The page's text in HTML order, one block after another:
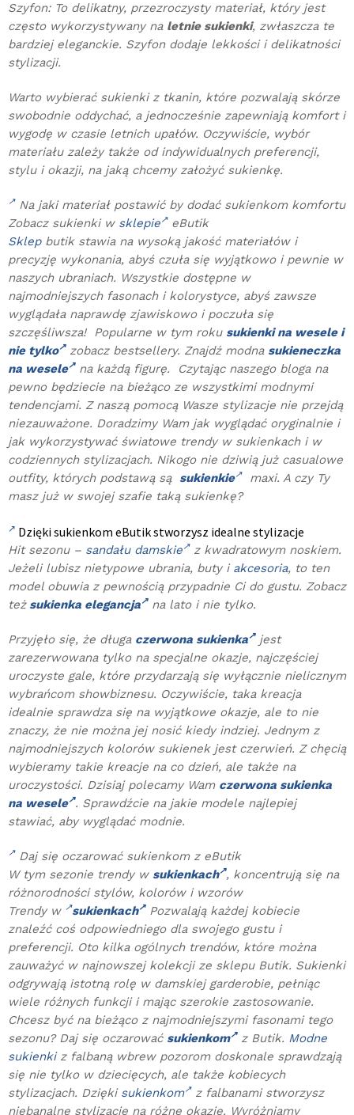
Szyfon: To delikatny, przezroczysty materiał, który jest
często wykorzystywany na letnie sukienki, zwłaszcza te
bardziej eleganckie. Szyfon dodaje lekkości i delikatności
stylizacji.
Warto wybierać sukienki z tkanin, które pozwalają skórze
swobodnie oddychać, a jednocześnie zapewniają komfort i
wygodę w czasie letnich upałów. Oczywiście, wybór
materiału zależy także od indywidualnych preferencji,
stylu i okazji, na jaką chcemy założyć sukienkę.
Na jaki materiał postawić by dodać sukienkom komfortu
Zobacz sukienki w sklepie eButik
Sklepbutik stawia na wysoką jakość materiałów i
precyzję wykonania, abyś czuła się wyjątkowo i pewnie w
naszych ubraniach. Wszystkie dostępne w
najmodniejszych fasonach i kolorystyce, abyś zawsze
wyglądała naprawdę zjawiskowo i poczuła się
szczęśliwsza! Popularne w tym roku sukienki na wesele i
nie tylko zobacz bestsellery. Znajdź modna sukieneczka
na wesele na każdą figurę. Czytając naszego bloga na
pewno będziecie na bieżąco ze wszystkimi modnymi
tendencjami. Z naszą pomocą Wasze stylizacje nie przejdą
niezauważone. Doradzimy Wam jak wyglądać oryginalnie i
jak wykorzystywać światowe trendy w sukienkach i w
codziennych stylizacjach. Nikogo nie dziwią już casualowe
outfity, których podstawą są sukienkie maxi. A czy Ty
masz już w swojej szafie taką sukienkę?
Dzięki sukienkom eButik stworzysz idealne stylizacje
Hit sezonu – sandału damskie z kwadratowym noskiem.
Jeżeli lubisz nietypowe ubrania, buty i akcesoria, to ten
model obuwia z pewnością przypadnie Ci do gustu. Zobacz
też sukienka elegancja na lato i nie tylko.
Przyjęło się, że długa czerwona sukienka jest
zarezerwowana tylko na specjalne okazje, najczęściej
uroczyste gale, które przydarzają się wyłącznie nielicznym
wybrańcom showbiznesu. Oczywiście, taka kreacja
idealnie sprawdza się na wyjątkowe okazje, ale to nie
znaczy, że nie można jej nosić kiedy indziej. Jednym z
najmodniejszych kolorów sukienek jest czerwień. Z chęcią
wybieramy takie kreacje na co dzień, ale także na
uroczystości. Dzisiaj polecamy Wam czerwona sukienka
na wesele . Sprawdźcie na jakie modele najlepiej
stawiać, aby wyglądać modnie.
Daj się oczarować sukienkom z eButik
W tym sezonie trendy w sukienkach , koncentrują się na
różnorodności stylów, kolorów i wzorów
Trendy w
sukienkach Pozwalają każdej kobiecie
znaleźć coś odpowiedniego dla swojego gustu i
preferencji. Oto kilka ogólnych trendów, które można
zauważyć w najnowszej kolekcji ze sklepu Butik. Sukienki
odgrywają istotną rolę w damskiej garderobie, pełniąc
wiele różnych funkcji i mając szerokie zastosowanie.
Chcesz być na bieżąco z najmodniejszymi fasonami tego
sezonu? Daj się oczarować sukienkom z Butik. Modne
sukienkiz falbaną wbrew pozorom doskonale sprawdzają
się nie tylko w dziecięcych, ale także kobiecych
stylizacjach. Dzięki sukienkom z falbanami stworzysz
niebanalne stylizacje na różne okazje. Wyróżniamy